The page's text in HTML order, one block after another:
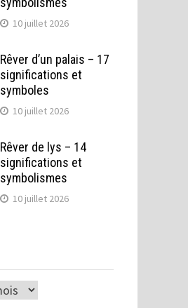
10 juillet 2026
Rêver d’un palais – 17
significations et
symboles
10 juillet 2026
Rêver de lys – 14
significations et
symbolismes
10 juillet 2026